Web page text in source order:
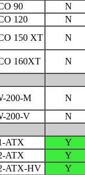
90
N
120
N
150 XT
N
160XT N
200-M N
200-V
N
ATX Y
ATX
Y
ATX-HV
Y